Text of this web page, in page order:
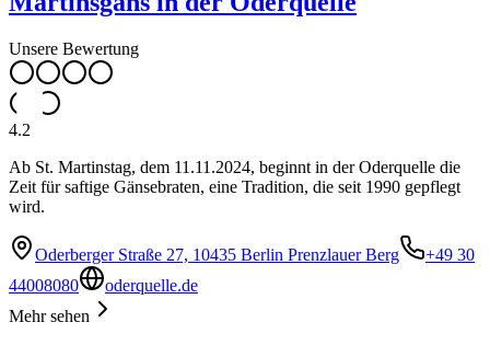
Unsere Bewertung
4.2
Ab St. Martinstag, dem 11.11.2024, beginnt in der Oderquelle die
Zeit für saftige Gänsebraten, eine Tradition, die seit 1990 gepflegt
wird.
Oderberger Straße 27, 10435 Berlin Prenzlauer Berg
+49 30
44008080
oderquelle.de
Mehr sehen